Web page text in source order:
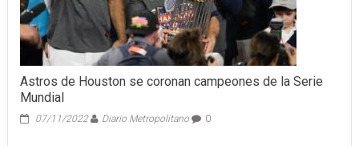
Astros de Houston se coronan campeones de la Serie
Mundial
07/11/2022 Diario Metropolitano 0